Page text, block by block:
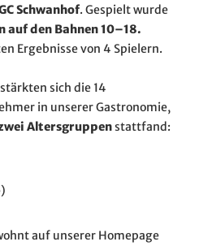
Schwanhof. Gespielt wurde
Ergebnisse von 4 Spielern.
sich die 14
in unserer Gastronomie,
Altersgruppen stattfand:
auf unserer Homepage